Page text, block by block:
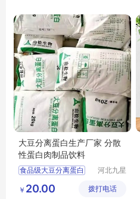
大豆分离蛋白生产厂家 分散
性蛋白肉制品饮料
食品级大豆分离蛋白
大豆分离蛋白
河北九星
有限公司
￥ 20.00 拨打电话